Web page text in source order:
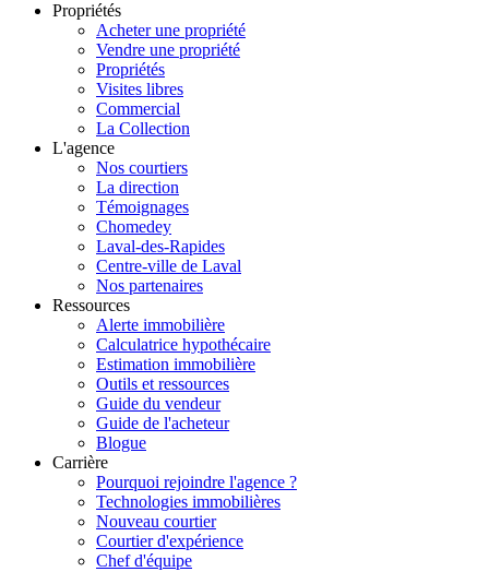
Propriétés
Acheter une propriété
Vendre une propriété
Propriétés
Visites libres
Commercial
La Collection
L'agence
Nos courtiers
La direction
Témoignages
Chomedey
Laval-des-Rapides
Centre-ville de Laval
Nos partenaires
Ressources
Alerte immobilière
Calculatrice hypothécaire
Estimation immobilière
Outils et ressources
Guide du vendeur
Guide de l'acheteur
Blogue
Carrière
Pourquoi rejoindre l'agence ?
Technologies immobilières
Nouveau courtier
Courtier d'expérience
Chef d'équipe